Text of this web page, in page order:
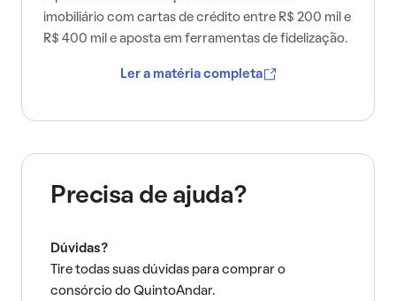
imobiliário com cartas de crédito entre R$ 200 mil e
R$ 400 mil e aposta em ferramentas de fidelização.
Ler a matéria completa
Precisa de ajuda?
Dúvidas?
Tire todas suas dúvidas para comprar o
consórcio do QuintoAndar.